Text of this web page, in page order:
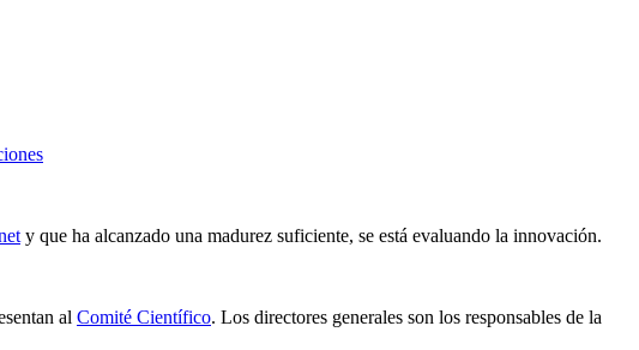
y que ha alcanzado una madurez suficiente, se está evaluando la innovación.
al Comité Científico. Los directores generales son los responsables de la